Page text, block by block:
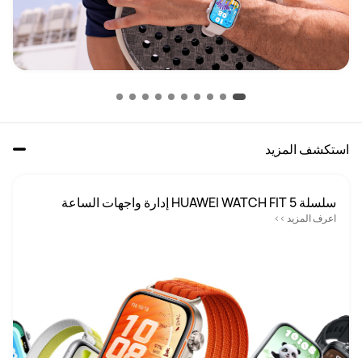
استكشف المزيد
‏‏سلسلة HUAWEI WATCH FIT 5 إدارة واجهات الساعة
اعرف المزيد >>